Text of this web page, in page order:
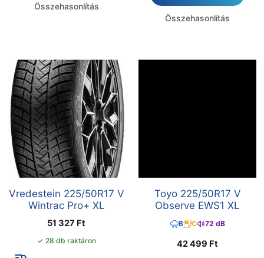
Összehasonlítás
Összehasonlítás
Vredestein 225/50R17 V
Wintrac Pro+ XL
51 327 Ft
✓ 28 db raktáron
Toyo 225/50R17 V
Observe EWS1 XL
B C 72 dB
42 499 Ft